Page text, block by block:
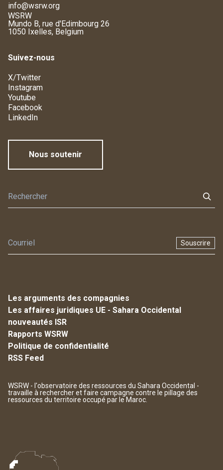
info@wsrw.org
WSRW
Mundo B, rue d'Edimbourg 26
1050 Ixelles, Belgium
Suivez-nous
X/Twitter
Instagram
Youtube
Facebook
LinkedIn
Nous soutenir
Souscrire
Les arguments des compagnies
Les affaires juridiques UE - Sahara Occidental
nouveautés ISR
Rapports WSRW
Politique de confidentialité
RSS Feed
WSRW - l'observatoire des ressources du Sahara Occidental -
travaille à rechercher et faire campagne contre le pillage des
ressources du territoire occupé par le Maroc.